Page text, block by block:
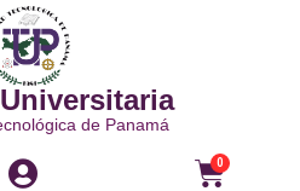
de Panamá
0